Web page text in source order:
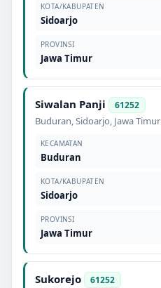
KOTA/KABUPATEN
Sidoarjo
PROVINSI
Jawa Timur
Siwalan Panji 61252
Buduran,Sidoarjo, Jawa Timur
KECAMATAN
Buduran
KOTA/KABUPATEN
Sidoarjo
PROVINSI
Jawa Timur
Sukorejo 61252